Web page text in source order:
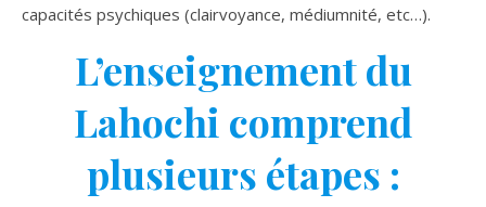
capacités psychiques (clairvoyance, médiumnité, etc…).
L’enseignement du
Lahochi comprend
plusieurs étapes :